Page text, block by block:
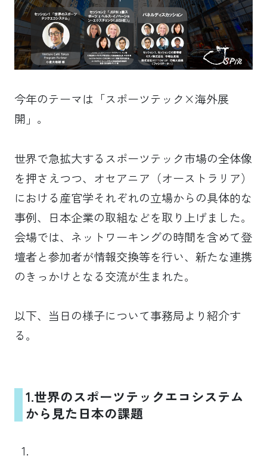
今年のテーマは「スポーツテック×海外展
開」。
世界で急拡大するスポーツテック市場の全体像
を押さえつつ、オセアニア（オーストラリア）
における産官学それぞれの立場からの具体的な
事例、日本企業の取組などを取り上げました。
会場では、ネットワーキングの時間を含めて登
壇者と参加者が情報交換等を行い、新たな連携
のきっかけとなる交流が生まれた。
以下、当日の様子について事務局より紹介す
る。
1.世界のスポーツテックエコシステム
から見た日本の課題